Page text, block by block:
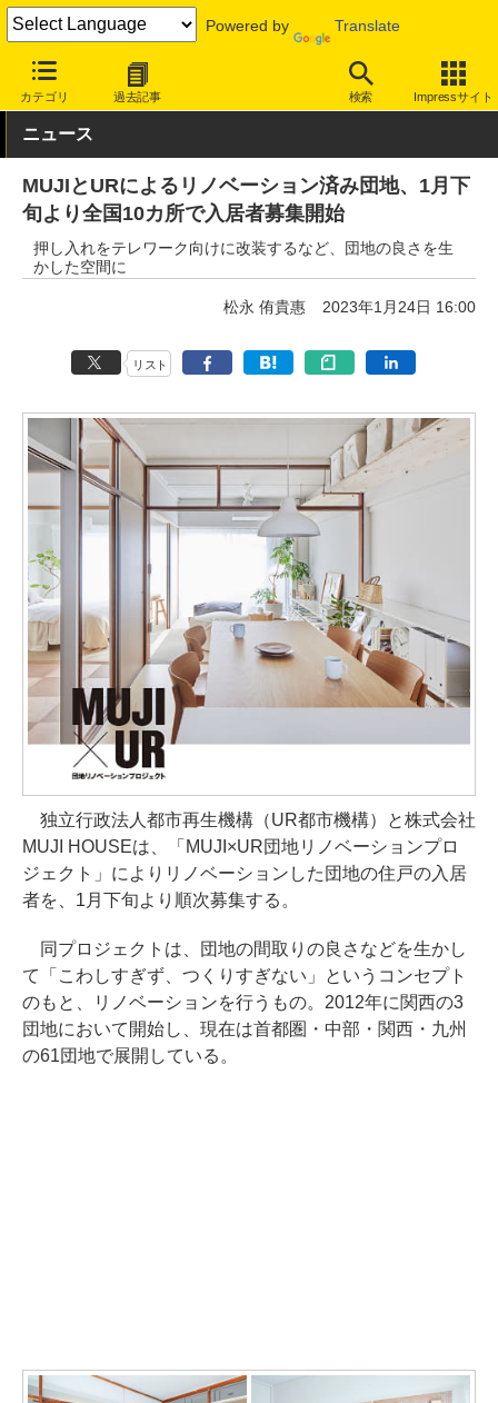
Powered by Translate
カテゴリ 過去記事 検索 Impressサイト
INTERNET Watch トピック ワークスペース
ニュース
MUJIとURによるリノベーション済み団地、1月下
旬より全国10カ所で入居者募集開始
押し入れをテレワーク向けに改装するなど、団地の良さを生
かした空間に
松永 侑貴惠 2023年1月24日 16:00
リスト
独立行政法人都市再生機構（UR都市機構）と株式会社
MUJI HOUSEは、「MUJI×UR団地リノベーションプロ
ジェクト」によりリノベーションした団地の住戸の入居
者を、1月下旬より順次募集する。
同プロジェクトは、団地の間取りの良さなどを生かし
て「こわしすぎず、つくりすぎない」というコンセプト
のもと、リノベーションを行うもの。2012年に関西の3
団地において開始し、現在は首都圏・中部・関西・九州
の61団地で展開している。